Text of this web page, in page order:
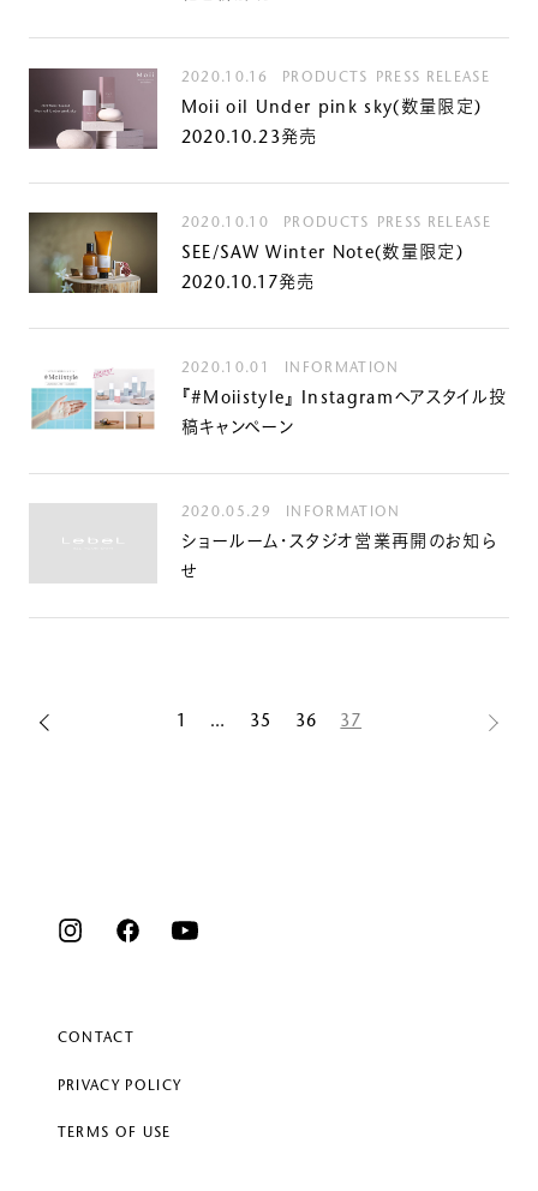
2020.10.16 PRODUCTS PRESS RELEASE
Moii oil Under pink sky(数量限定)
2020.10.23発売
2020.10.10 PRODUCTS PRESS RELEASE
SEE/SAW Winter Note(数量限定)
2020.10.17発売
2020.10.01 INFORMATION
『#Moiistyle』 Instagramヘアスタイル投
稿キャンペーン
2020.05.29 INFORMATION
ショールーム・スタジオ営業再開のお知ら
せ
1 … 35 36 37
CONTACT
PRIVACY POLICY
TERMS OF USE